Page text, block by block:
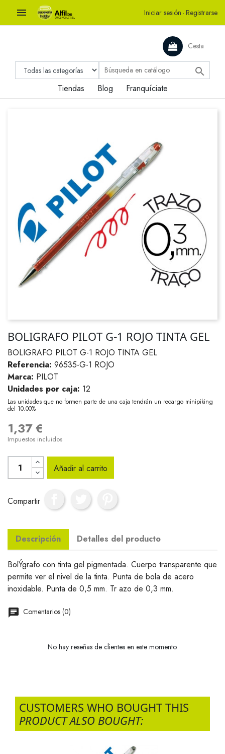
 Iniciar sesión · Registrarse
Cesta

Tiendas Blog Franquíciate
BOLIGRAFO PILOT G-1 ROJO TINTA GEL
BOLIGRAFO PILOT G-1 ROJO TINTA GEL
Referencia: 96535-G-1 ROJO
Marca: PILOT
Unidades por caja: 12
Las unidades que no formen parte de una caja tendrán un recargo minipiking
del 10.00%
1,37 €
Impuestos incluidos
Añadir al carrito
Compartir
Descripción Detalles del producto
BolÝgrafo con tinta gel pigmentada. Cuerpo transparente que
permite ver el nivel de la tinta. Punta de bola de acero
inoxidable. Punta de 0,5 mm. Tr azo de 0,3 mm.
Comentarios (0)
No hay reseñas de clientes en este momento.
CUSTOMERS WHO BOUGHT THIS
PRODUCT ALSO BOUGHT: